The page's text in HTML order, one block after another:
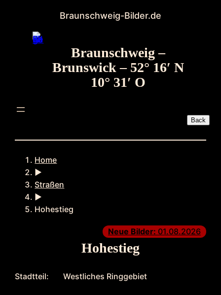
springen
Braunschweig-Bilder.de
Braunschweig –
Brunswick – 52° 16′ N
10° 31′ O
Home
►
Straßen
►
Hohestieg
Neue Bilder: 01.08.2026
Hohestieg
Stadtteil: Westliches Ringgebiet